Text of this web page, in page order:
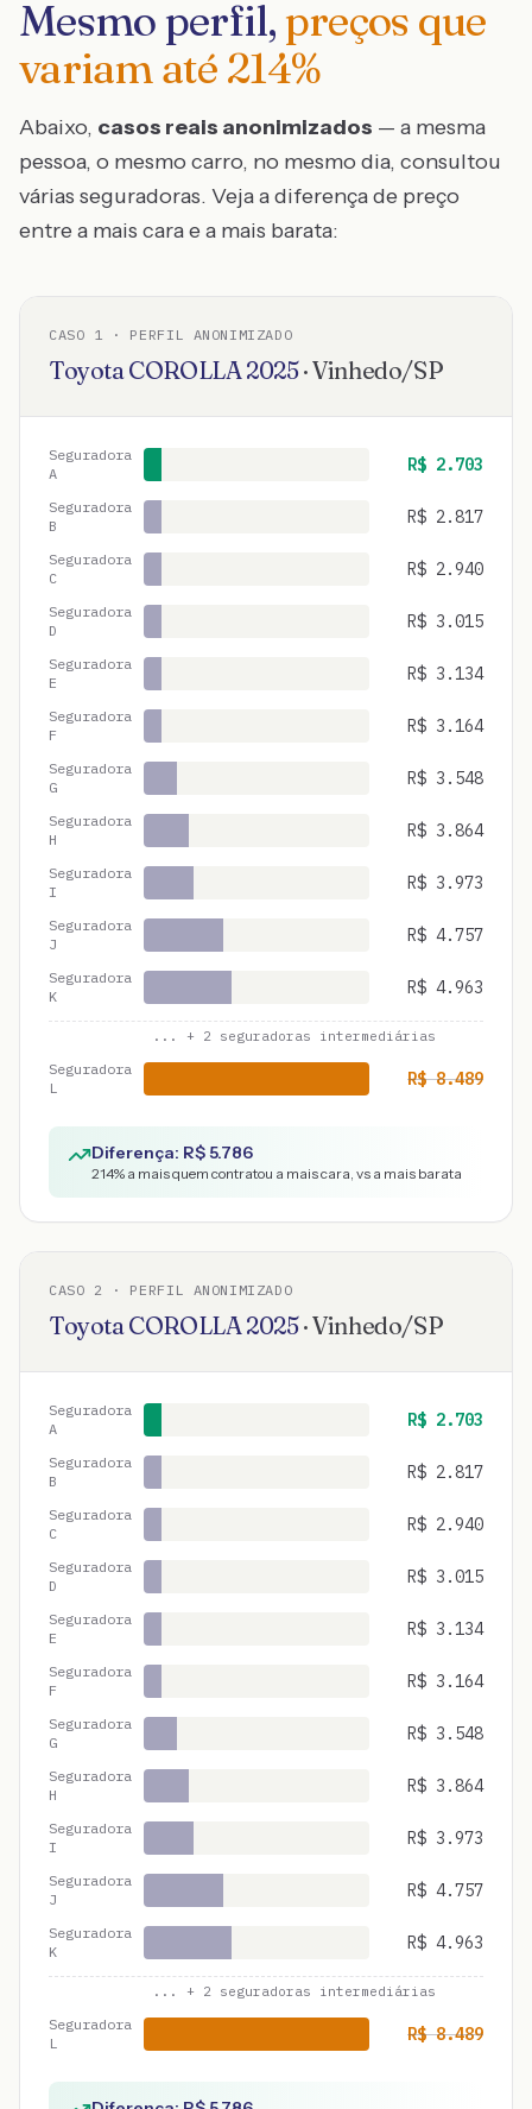
Mesmo perfil, preços que
variam até 214%
Abaixo, casos reais anonimizados — a mesma
pessoa, o mesmo carro, no mesmo dia, consultou
várias seguradoras. Veja a diferença de preço
entre a mais cara e a mais barata:
CASO 1 · PERFIL ANONIMIZADO
ToyotaCOROLLA2025·Vinhedo/SP
Seguradora
A
R$ 2.703
Seguradora
B
R$ 2.817
Seguradora
C
R$ 2.940
Seguradora
D
R$ 3.015
Seguradora
E
R$ 3.134
Seguradora
F
R$ 3.164
Seguradora
G
R$ 3.548
Seguradora
H
R$ 3.864
Seguradora
I
R$ 3.973
Seguradora
J
R$ 4.757
Seguradora
K
R$ 4.963
... + 2 seguradoras intermediárias
Seguradora
L
R$8.489
Diferença: R$5.786
214% a mais quem contratou a mais cara, vs a mais barata
CASO 2 · PERFIL ANONIMIZADO
ToyotaCOROLLA2025·Vinhedo/SP
Seguradora
A
R$ 2.703
Seguradora
B
R$ 2.817
Seguradora
C
R$ 2.940
Seguradora
D
R$ 3.015
Seguradora
E
R$ 3.134
Seguradora
F
R$ 3.164
Seguradora
G
R$ 3.548
Seguradora
H
R$ 3.864
Seguradora
I
R$ 3.973
Seguradora
J
R$ 4.757
Seguradora
K
R$ 4.963
... + 2 seguradoras intermediárias
Seguradora
L
R$8.489